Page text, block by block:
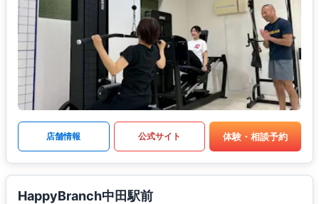
店舗情報 公式サイト 体験・相談予約
HappyBranch中田駅前